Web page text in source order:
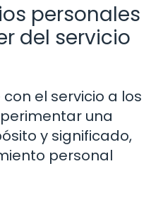
personales
del servicio
el servicio a los
una
y significado,
personal